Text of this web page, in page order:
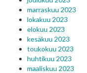
marraskuu 2023
lokakuu 2023
elokuu 2023
kesäkuu 2023
toukokuu 2023
huhtikuu 2023
maaliskuu 2023